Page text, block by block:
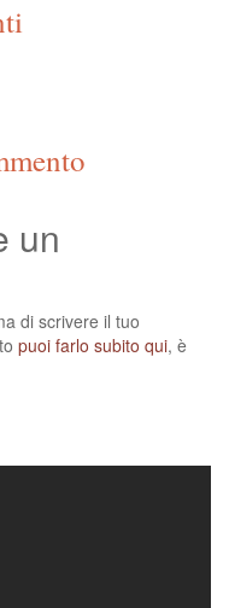
un
di scrivere il tuo
puoi farlo subito qui, è